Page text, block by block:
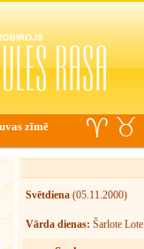
zīmē
Svētdiena (05.11.2000)
Vārda dienas: Šarlote Lote